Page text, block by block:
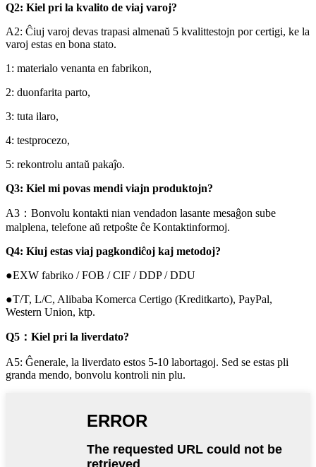
Q2: Kiel pri la kvalito de viaj varoj?
A2: Ĉiuj varoj devas trapasi almenaŭ 5 kvalittestojn por certigi, ke la
varoj estas en bona stato.
1: materialo venanta en fabrikon,
2: duonfarita parto,
3: tuta ilaro,
4: testprocezo,
5: rekontrolu antaŭ pakaĵo.
Q3: Kiel mi povas mendi viajn produktojn?
A3：Bonvolu kontakti nian vendadon lasante mesaĝon sube
malplena, telefone aŭ retpoŝte ĉe Kontaktinformoj.
Q4: Kiuj estas viaj pagkondiĉoj kaj metodoj?
●EXW fabriko / FOB / CIF / DDP / DDU
●T/T, L/C, Alibaba Komerca Certigo (Kreditkarto), PayPal,
Western Union, ktp.
Q5：Kiel pri la liverdato?
A5: Ĝenerale, la liverdato estos 5-10 labortagoj. Sed se estas pli
granda mendo, bonvolu kontroli nin plu.